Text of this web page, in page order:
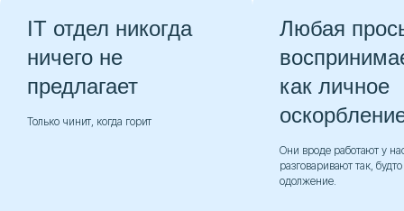
IT отдел никогда
ничего не
предлагает
Только чинит, когда горит
Любая
как личное
Они вроде работают у
разговаривают так,
одолжение.